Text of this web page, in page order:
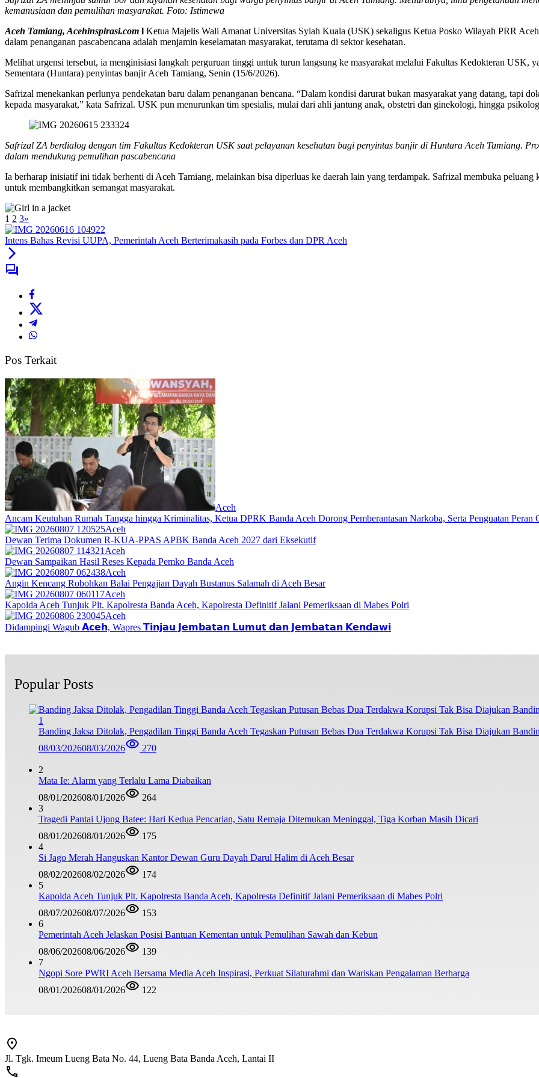
kemanusiaan dan pemulihan masyarakat. Foto: Istimewa
Aceh Tamiang, Acehinspirasi.com l Ketua Majelis Wali Amanat Universitas Syiah Kuala (USK) sekaligus Ketua Posko Wilayah PRR
dalam penanganan pascabencana adalah menjamin keselamatan masyarakat, terutama di sektor kesehatan.
Melihat urgensi tersebut, ia menginisiasi langkah perguruan tinggi untuk turun langsung ke masyarakat melalui Fakultas Kedokteran USK,
Sementara (Huntara) penyintas banjir Aceh Tamiang, Senin (15/6/2026).
Safrizal menekankan perlunya pendekatan baru dalam penanganan bencana. “Dalam kondisi darurat bukan masyarakat yang datang, tapi
kepada masyarakat,” kata Safrizal. USK pun menurunkan tim spesialis, mulai dari ahli jantung anak, obstetri dan ginekologi, hingga
Safrizal ZA berdialog dengan tim Fakultas Kedokteran USK saat pelayanan kesehatan bagi penyintas banjir di Huntara Aceh Tamiang.
dalam mendukung pemulihan pascabencana
Ia berharap inisiatif ini tidak berhenti di Aceh Tamiang, melainkan bisa diperluas ke daerah lain yang terdampak. Safrizal membuka
untuk membangkitkan semangat masyarakat.
1 2 3»
Intens Bahas Revisi UUPA, Pemerintah Aceh Berterimakasih pada Forbes dan DPR Aceh
Pos Terkait
Aceh
Ancam Keutuhan Rumah Tangga hingga Kriminalitas, Ketua DPRK Banda Aceh Dorong Pemberantasan Narkoba, Serta Penguatan Peran
Aceh
Dewan Terima Dokumen R-KUA-PPAS APBK Banda Aceh 2027 dari Eksekutif
Aceh
Dewan Sampaikan Hasil Reses Kepada Pemko Banda Aceh
Aceh
Angin Kencang Robohkan Balai Pengajian Dayah Bustanus Salamah di Aceh Besar
Aceh
Kapolda Aceh Tunjuk Plt. Kapolresta Banda Aceh, Kapolresta Definitif Jalani Pemeriksaan di Mabes Polri
Aceh
Didampingi Wagub 𝗔𝗰𝗲𝗵, Wapres 𝗧𝗶𝗻𝗷𝗮𝘂 𝗝𝗲𝗺𝗯𝗮𝘁𝗮𝗻 𝗟𝘂𝗺𝘂𝘁 𝗱𝗮𝗻 𝗝𝗲𝗺𝗯𝗮𝘁𝗮𝗻 𝗞𝗲𝗻𝗱𝗮𝘄𝗶
Popular Posts
1
Banding Jaksa Ditolak, Pengadilan Tinggi Banda Aceh Tegaskan Putusan Bebas Dua Terdakwa Korupsi Tak Bisa Diajukan
08/03/202608/03/2026 270
2
Mata Ie: Alarm yang Terlalu Lama Diabaikan
08/01/202608/01/2026
264
3
Tragedi Pantai Ujong Batee: Hari Kedua Pencarian, Satu Remaja Ditemukan Meninggal, Tiga Korban Masih Dicari
08/01/202608/01/2026
175
4
Si Jago Merah Hanguskan Kantor Dewan Guru Dayah Darul Halim di Aceh Besar
08/02/202608/02/2026
174
5
Kapolda Aceh Tunjuk Plt. Kapolresta Banda Aceh, Kapolresta Definitif Jalani Pemeriksaan di Mabes Polri
08/07/202608/07/2026
153
6
Pemerintah Aceh Jelaskan Posisi Bantuan Kementan untuk Pemulihan Sawah dan Kebun
08/06/202608/06/2026
139
7
Ngopi Sore PWRI Aceh Bersama Media Aceh Inspirasi, Perkuat Silaturahmi dan Wariskan Pengalaman Berharga
08/01/202608/01/2026 122
Jl. Tgk. Imeum Lueng Bata No. 44, Lueng Bata Banda Aceh, Lantai II